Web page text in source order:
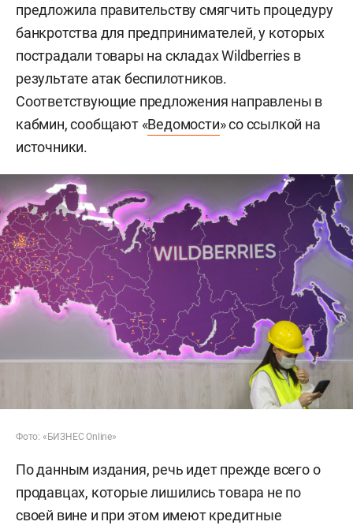
предложила правительству смягчить процедуру
банкротства для предпринимателей, у которых
пострадали товары на складах Wildberries в
результате атак беспилотников.
Соответствующие предложения направлены в
кабмин, сообщают «Ведомости» со ссылкой на
источники.
Фото: «БИЗНЕС Online»
По данным издания, речь идет прежде всего о
продавцах, которые лишились товара не по
своей вине и при этом имеют кредитные